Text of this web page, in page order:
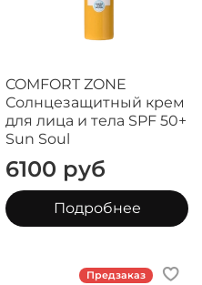
COMFORT ZONE
Солнцезащитный крем
для лица и тела SPF 50+
Sun Soul
6100 руб
Подробнее
Предзаказ